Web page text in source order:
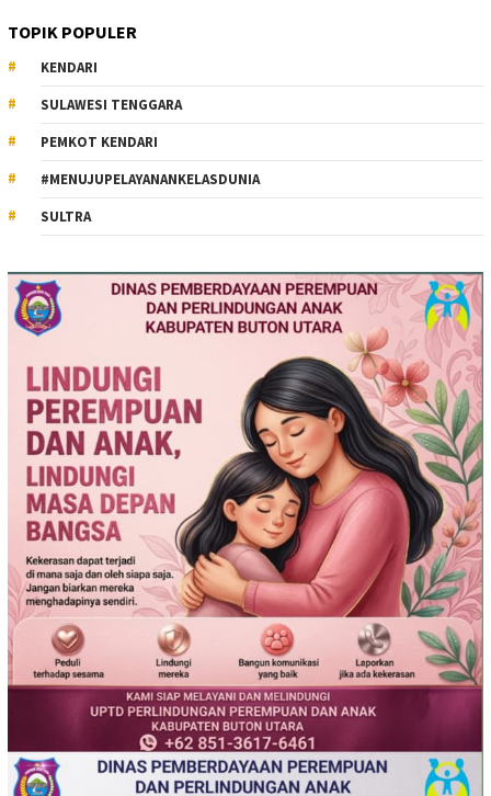
TOPIK POPULER
KENDARI
SULAWESI TENGGARA
PEMKOT KENDARI
#MENUJUPELAYANANKELASDUNIA
SULTRA